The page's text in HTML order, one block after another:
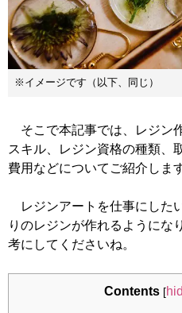
※イメージです（以下、同じ）
そこで本記事では、レジン
スキル、レジン資格の種類、
費用などについてご紹介します
レジンアートを仕事にした
りのレジンが作れるようにな
考にしてくださいね。
Contents [